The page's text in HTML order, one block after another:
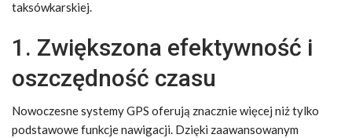
taksówkarskiej.
1. Zwiększona efektywność i
oszczędność czasu
Nowoczesne systemy GPS oferują znacznie więcej niż tylko
podstawowe funkcje nawigacji. Dzięki zaawansowanym